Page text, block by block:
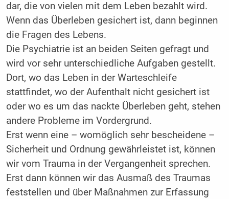
dar, die von vielen mit dem Leben bezahlt wird.
Wenn das Überleben gesichert ist, dann beginnen
die Fragen des Lebens.
Die Psychiatrie ist an beiden Seiten gefragt und
wird vor sehr unterschiedliche Aufgaben gestellt.
Dort, wo das Leben in der Warteschleife
stattfindet, wo der Aufenthalt nicht gesichert ist
oder wo es um das nackte Überleben geht, stehen
andere Probleme im Vordergrund.
Erst wenn eine – womöglich sehr bescheidene –
Sicherheit und Ordnung gewährleistet ist, können
wir vom Trauma in der Vergangenheit sprechen.
Erst dann können wir das Ausmaß des Traumas
feststellen und über Maßnahmen zur Erfassung